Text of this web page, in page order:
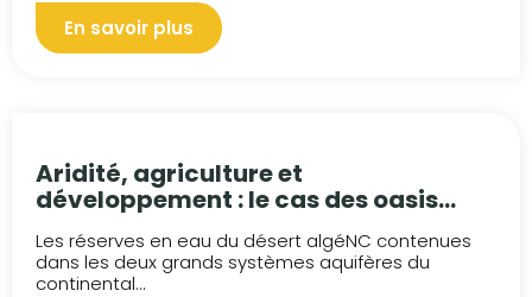
En savoir plus
Aridité, agriculture et
développement : le cas des oasis
algériennes
Les réserves en eau du désert algéNC contenues
dans les deux grands systèmes aquifères du
continental...